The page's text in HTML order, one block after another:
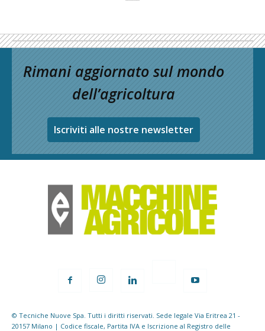
Rimani aggiornato sul mondo
dell’agricoltura
Iscriviti alle nostre newsletter
© Tecniche Nuove Spa. Tutti i diritti riservati. Sede legale Via Eritrea 21 -
20157 Milano | Codice fiscale, Partita IVA e Iscrizione al Registro delle